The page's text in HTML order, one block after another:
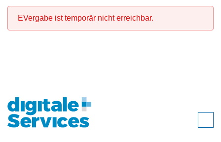
EVergabe ist temporär nicht erreichbar.